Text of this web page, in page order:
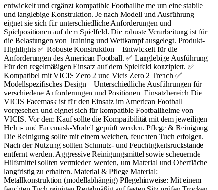
entwickelt und ergänzt kompatible Footballhelme um eine stabile
und langlebige Konstruktion. Je nach Modell und Ausführung
eignet sie sich für unterschiedliche Anforderungen und
Spielpositionen auf dem Spielfeld. Die robuste Verarbeitung ist für
die Belastungen von Training und Wettkampf ausgelegt. Produkt-
Highlights ✅ Robuste Konstruktion – Entwickelt für die
Anforderungen des American Football. ✅ Langlebige Ausführung –
Für den regelmäßigen Einsatz auf dem Spielfeld konzipiert. ✅
Kompatibel mit VICIS Zero 2 und Vicis Zero 2 Trench ✅
Modellspezifisches Design – Unterschiedliche Ausführungen für
verschiedene Anforderungen und Positionen. Einsatzbereich Die
VICIS Facemask ist für den Einsatz im American Football
vorgesehen und eignet sich für kompatible Footballhelme von
VICIS. Vor dem Kauf sollte die Kompatibilität mit dem jeweiligen
Helm- und Facemask-Modell geprüft werden. Pflege & Reinigung
Die Reinigung sollte mit einem weichen, feuchten Tuch erfolgen.
Nach der Nutzung sollten Schmutz- und Feuchtigkeitsrückstände
entfernt werden. Aggressive Reinigungsmittel sowie scheuernde
Hilfsmittel sollten vermieden werden, um Material und Oberfläche
langfristig zu erhalten. Material & Pflege Material:
Metallkonstruktion (modellabhängig) Pflegehinweise: Mit einem